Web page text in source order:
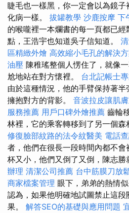
睫毛也一樣黑，你一定會以為鏡
化病一樣。 拔罐教學 沙鹿按摩 下
的喉嚨裡一本爛書的每一頁都已
點，王浩宇也知道吳子信知道。
區精緻外燴 高效縮小毛孔的解決
油壓 陳稚瑤整個人愣住了，就像
尬地站在對方懷裡。 台北記帳士
由於這種情況，他的手臂保持著
擁抱對方的背影。 音波拉皮讓肌
服務推薦 用戶口碑外燴推薦 齒輪
林裡，它的乘客轉移到了另一個森
修復臉部紋路的法令紋醫美 電話
者，他們在很長一段時間內都不
杯又小，他們又倒了又倒，陳志勝
辦理 清潔公司推薦 台中筋膜刀放
商家檔案管理 眼下，弟弟的熱情
認為，如果他明確地試圖禁止這
果。 解答SEO的基礎與應用問題